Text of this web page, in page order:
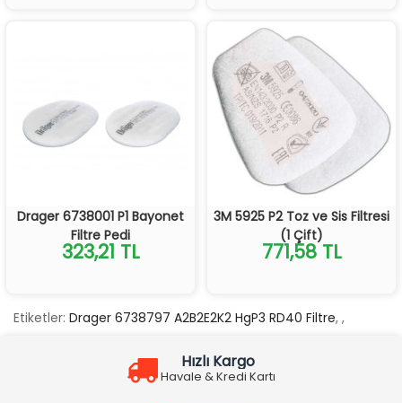
Drager 6738001 P1 Bayonet
Filtre Pedi
323,21 TL
3M 5925 P2 Toz ve Sis Filtresi
(1 Çift)
771,58 TL
Etiketler: Drager 6738797 A2B2E2K2 HgP3 RD40 Filtre, ,
Hızlı Kargo
Havale & Kredi Kartı